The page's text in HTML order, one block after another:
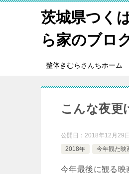
茨城県つく
ら家のブロ
整体きむらさんちホーム
こんな夜
公開日： 2018年12月29日
2018年
今年観た映
今年最後に観る映